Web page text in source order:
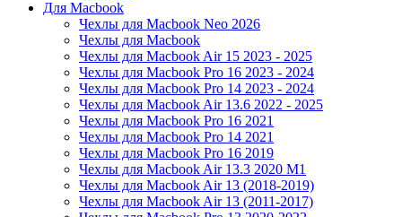
Для Macbook
Чехлы для Macbook Neo 2026
Чехлы для Macbook
Чехлы для Macbook Air 15 2023 - 2025
Чехлы для Macbook Pro 16 2023 - 2024
Чехлы для Macbook Pro 14 2023 - 2024
Чехлы для Macbook Air 13.6 2022 - 2025
Чехлы для Macbook Pro 16 2021
Чехлы для Macbook Pro 14 2021
Чехлы для Macbook Pro 16 2019
Чехлы для Macbook Air 13.3 2020 M1
Чехлы для Macbook Air 13 (2018-2019)
Чехлы для Macbook Air 13 (2011-2017)